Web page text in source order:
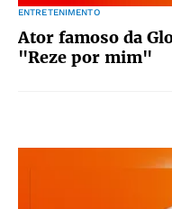
ENTRETENIMENTO
Ator famoso da
"Reze por mim"